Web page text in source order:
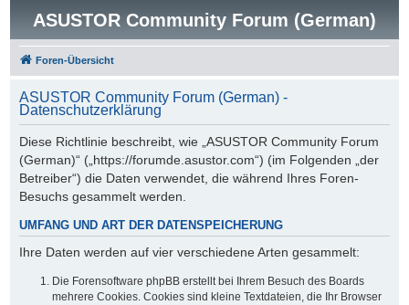
ASUSTOR Community Forum (German)
Foren-Übersicht
ASUSTOR Community Forum (German) -
Datenschutzerklärung
Diese Richtlinie beschreibt, wie „ASUSTOR Community Forum
(German)“ („https://forumde.asustor.com“) (im Folgenden „der
Betreiber“) die Daten verwendet, die während Ihres Foren-
Besuchs gesammelt werden.
UMFANG UND ART DER DATENSPEICHERUNG
Ihre Daten werden auf vier verschiedene Arten gesammelt:
Die Forensoftware phpBB erstellt bei Ihrem Besuch des Boards
mehrere Cookies. Cookies sind kleine Textdateien, die Ihr Browser